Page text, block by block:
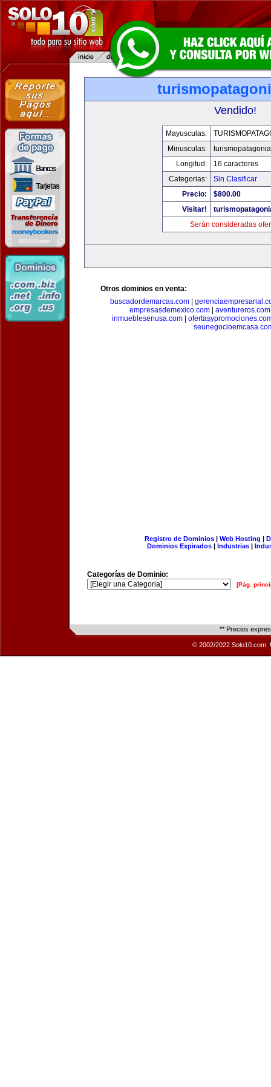
Vendido!
Mayusculas:
Minusculas:
Longitud:
16 caracteres
Categorias:
Sin Clasificar
Precio:
$800.00
Visitar!
Serán consideradas
Otros dominios en venta:
buscadordemarcas.com|
empresasdemexico.com| aventureros.com
inmueblesenusa.com|
Registro de Dominios| Web Hosting |
Dominios Expirados | Industrias |
Categorías de Dominio:
[Pág.
** Precios
© 2002/2022 Solo10.com